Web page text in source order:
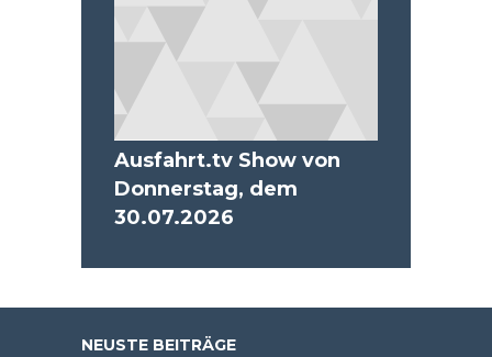
Ausfahrt.tv Show von
Donnerstag, dem
30.07.2026
NEUSTE BEITRÄGE